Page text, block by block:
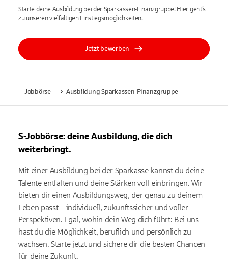
Starte deine Ausbildung bei der Sparkassen-Finanzgruppe! Hier geht’s
zu unseren vielfältigen Einstiegsmöglichkeiten.
Jetzt bewerben
Jobbörse Ausbildung Sparkassen-Finanzgruppe
S-Jobbörse: deine Ausbildung, die dich
weiterbringt.
Mit einer Ausbildung bei der Sparkasse kannst du deine
Talente entfalten und deine Stärken voll einbringen. Wir
bieten dir einen Ausbildungsweg, der genau zu deinem
Leben passt – individuell, zukunftssicher und voller
Perspektiven. Egal, wohin dein Weg dich führt: Bei uns
hast du die Möglichkeit, beruflich und persönlich zu
wachsen. Starte jetzt und sichere dir die besten Chancen
für deine Zukunft.